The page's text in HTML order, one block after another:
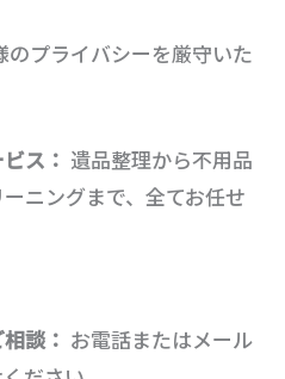
のプライバシーを厳守いた
ス： 遺品整理から不用品
ニングまで、全てお任せ
談： お電話またはメール